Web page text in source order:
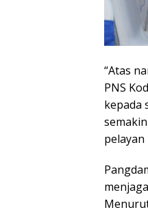
“Atas
PNS
kepada
pelayan